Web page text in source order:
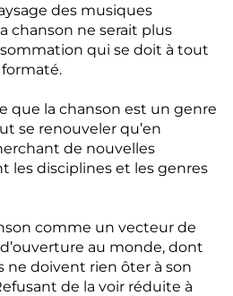
des musiques
chanson ne serait plus
qui se doit à tout
que la chanson est un genre
se renouveler qu’en
de nouvelles
les disciplines et les genres
comme un vecteur de
au monde, dont
ne doivent rien ôter à son
de la voir réduite à